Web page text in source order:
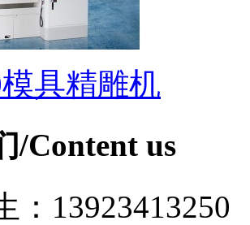
具精雕机
/Content us
：13923413250